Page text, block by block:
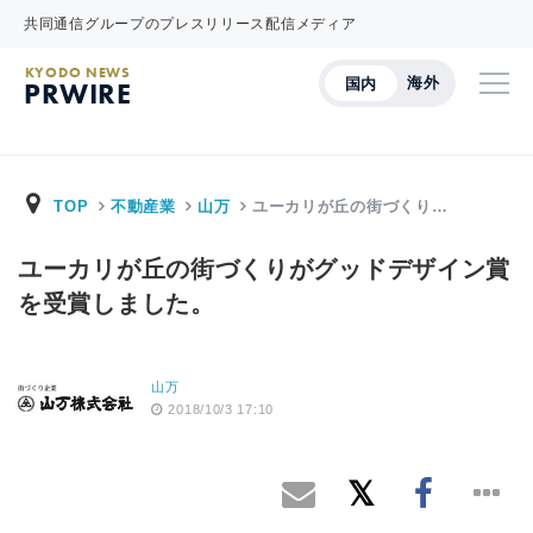
共同通信グループのプレスリリース配信メディア
国内 海外
KYODO NEWS
PRWIRE
TOP 不動産業 山万 ユーカリが丘の街づくり…
ユーカリが丘の街づくりがグッドデザイン賞
を受賞しました。
山万
2018/10/3 17:10